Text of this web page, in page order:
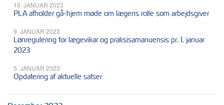
10. JANUAR 2023
PLA afholder gå-hjem møde om lægens rolle som arbejdsgiver
9. JANUAR 2023
Lønregulering for lægevikar og praksisamanuensis pr. 1. januar
2023
5. JANUAR 2023
Opdatering af aktuelle satser